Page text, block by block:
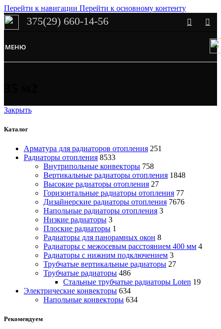
Перейти к навигации Перейти к основному контенту
Сэкономим Ваше время на подбор
Рассчитаем мощность | Предложим от 3х вариантов | В наличии и
под заказ
375(29) 660-14-56
МЕНЮ
Закрыть
Каталог
Арматура для радиаторов отопления 251
Радиаторы отопления 8533
Внутрипольные конвекторы 758
Вертикальные радиаторы отопления 1848
Высокие радиаторы отопления 27
Горизонтальные радиаторы отопления 77
Дизайнерские радиаторы отопления 7676
Напольные радиаторы отопления 3
Низкие радиаторы 3
Плоские радиаторы 1
Радиаторы для панорамных окон 8
Радиаторы с межосевым расстоянием 400 мм 4
Радиаторы с нижним подключением 3
Трубчатые вертикальные радиаторы 27
Трубчатые радиаторы 486
Cтальные трубчатые радиаторы Loten 19
Электрические конвекторы 634
Напольные конвекторы 634
Рекомендуем